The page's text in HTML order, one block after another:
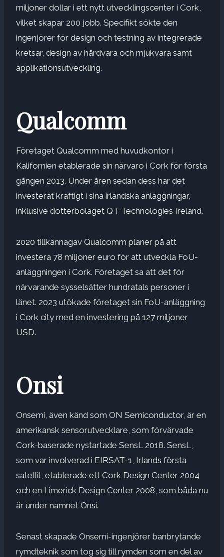
miljoner dollar i ett nytt utvecklingscenter i Cork,
vilket skapar 200 jobb. Specifikt sökte den
ingenjörer för design och testning av integrerade
kretsar, design av hårdvara och mjukvara samt
applikationsutveckling.
Qualcomm
Företaget Qualcomm med huvudkontor i
Kalifornien etablerade sin närvaro i Cork för första
gången 2013. Under åren sedan dess har det
investerat kraftigt i sina irländska anläggningar,
inklusive dotterbolaget QT Technologies Ireland.
2020 tillkännagav Qualcomm planer på att
investera 78 miljoner euro för att utveckla FoU-
anläggningen i Cork. Företaget sa att det för
närvarande sysselsätter hundratals personer i
länet. 2023 utökade företaget sin FoU-anläggning
i Cork city med en investering på 127 miljoner
USD.
Onsi
Onsemi, även känd som ON Semiconductor, är en
amerikansk sensorutvecklare, som förvärvade
Cork-baserade nystartade SensL 2018. SensL,
som var involverad i EIRSAT-1, Irlands första
satellit, etablerade ett Cork Design Center 2004
och en Limerick Design Center 2008, som båda nu
är under namnet Onsi.
Senast skapade Onsemi-ingenjörer banbrytande
rymdteknik som tog sig till rymden som en del av